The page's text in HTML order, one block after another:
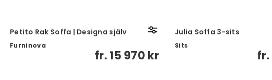
Petito Rak Soffa | Designa själv
Furninova
fr. 15 970 kr
Julia Soffa 3-sits
Sits
fr.